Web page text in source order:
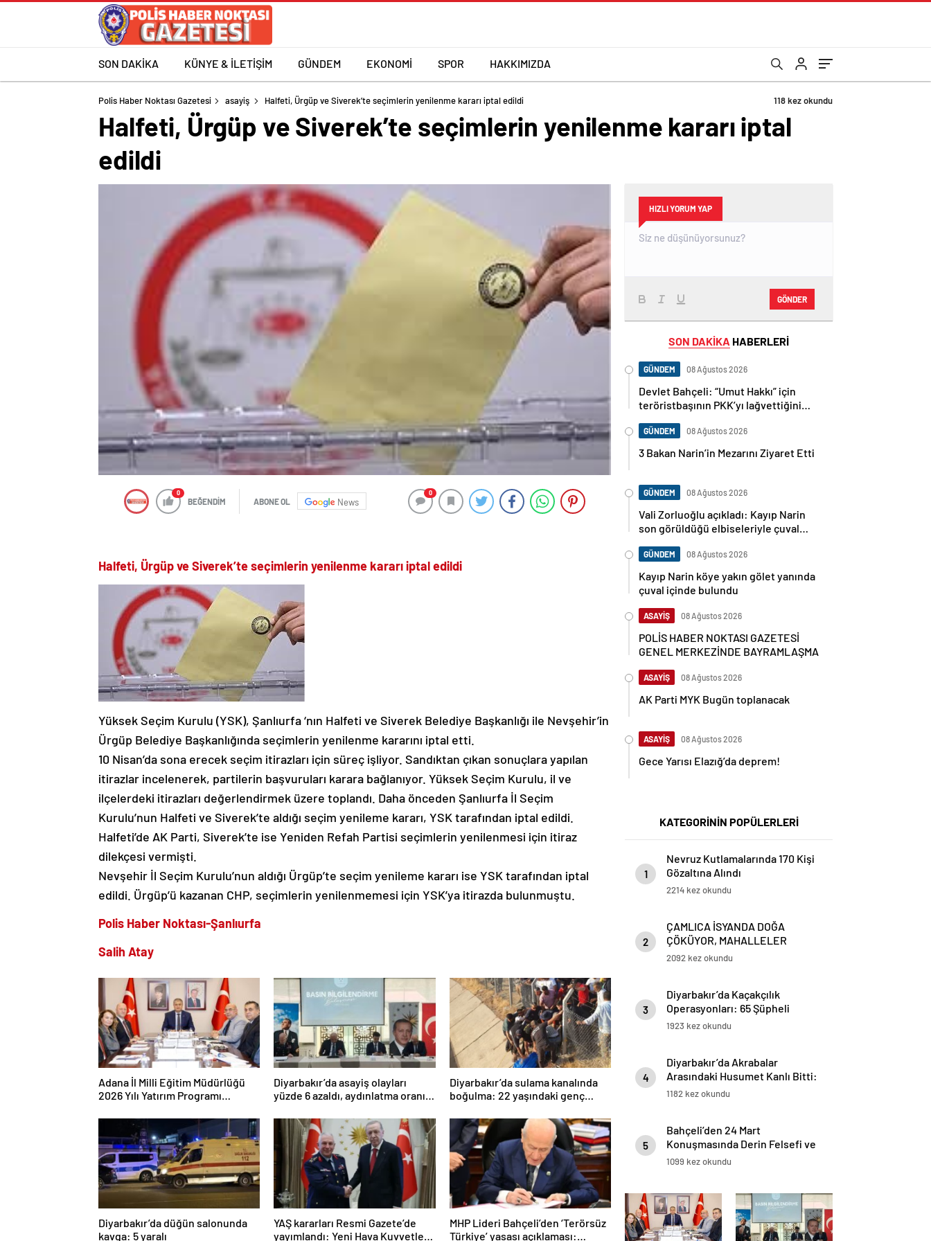
SON DAKİKA KÜNYE & İLETİŞİM GÜNDEM EKONOMİ SPOR HAKKIMIZDA
Polis Haber Noktası Gazetesi asayiş Halfeti, Ürgüp ve Siverek’te seçimlerin yenilenme kararı iptal edildi 118 kez okundu
Halfeti, Ürgüp ve Siverek’te seçimlerin yenilenme kararı iptal
edildi
0
BEĞENDİM ABONE OL News
0
Halfeti, Ürgüp ve Siverek’te seçimlerin yenilenme kararı iptal edildi
Yüksek Seçim Kurulu (YSK), Şanlıurfa ‘nın Halfeti ve Siverek Belediye Başkanlığı ile Nevşehir’in
Ürgüp Belediye Başkanlığında seçimlerin yenilenme kararını iptal etti.
10 Nisan’da sona erecek seçim itirazları için süreç işliyor. Sandıktan çıkan sonuçlara yapılan
itirazlar incelenerek, partilerin başvuruları karara bağlanıyor. Yüksek Seçim Kurulu, il ve
ilçelerdeki itirazları değerlendirmek üzere toplandı. Daha önceden Şanlıurfa İl Seçim
Kurulu’nun Halfeti ve Siverek’te aldığı seçim yenileme kararı, YSK tarafından iptal edildi.
Halfeti’de AK Parti, Siverek’te ise Yeniden Refah Partisi seçimlerin yenilenmesi için itiraz
dilekçesi vermişti.
Nevşehir İl Seçim Kurulu’nun aldığı Ürgüp’te seçim yenileme kararı ise YSK tarafından iptal
edildi. Ürgüp’ü kazanan CHP, seçimlerin yenilenmemesi için YSK’ya itirazda bulunmuştu.
Polis Haber Noktası-Şanlıurfa
Salih Atay
Adana İl Milli Eğitim Müdürlüğü
2026 Yılı Yatırım Programı
Diyarbakır’da asayiş olayları
yüzde 6 azaldı, aydınlatma oranı
Diyarbakır’da sulama kanalında
boğulma: 22 yaşındaki genç
Diyarbakır’da düğün salonunda
kavga: 5 yaralı
YAŞ kararları Resmi Gazete’de
yayımlandı: Yeni Hava Kuvvetleri
MHP Lideri Bahçeli’den ‘Terörsüz
Türkiye’ yasası açıklaması:
HIZLI YORUM YAP
GÖNDER
SON DAKİKA HABERLERİ
GÜNDEM 08 Ağustos 2026
Devlet Bahçeli: “Umut Hakkı” için
teröristbaşının PKK’yı lağvettiğini
GÜNDEM 08 Ağustos 2026
3 Bakan Narin’in Mezarını Ziyaret Etti
GÜNDEM 08 Ağustos 2026
Vali Zorluoğlu açıkladı: Kayıp Narin
son görüldüğü elbiseleriyle çuval
GÜNDEM 08 Ağustos 2026
Kayıp Narin köye yakın gölet yanında
çuval içinde bulundu
ASAYİŞ 08 Ağustos 2026
POLİS HABER NOKTASI GAZETESİ
GENEL MERKEZİNDE BAYRAMLAŞMA
ASAYİŞ 08 Ağustos 2026
AK Parti MYK Bugün toplanacak
ASAYİŞ 08 Ağustos 2026
Gece Yarısı Elazığ’da deprem!
KATEGORİNİN POPÜLERLERİ
1
Nevruz Kutlamalarında 170 Kişi
Gözaltına Alındı
2214 kez okundu
2
ÇAMLICA İSYANDA DOĞA
ÇÖKÜYOR, MAHALLELER
AYAKTA”
2092 kez okundu
3
Diyarbakır’da Kaçakçılık
Operasyonları: 65 Şüpheli
Yakalandı
1923 kez okundu
4
Diyarbakır’da Akrabalar
Arasındaki Husumet Kanlı Bitti:
21 Yaşında Genç Adam Hayatını
1182 kez okundu
5
Bahçeli’den 24 Mart
Konuşmasında Derin Felsefi ve
Stratejik Vizyon: “İnsan
1099 kez okundu